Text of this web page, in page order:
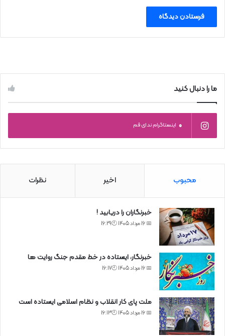
ما را دنبال کنید
0 اینستاگرام ندای قم
محبوب اخیر نظرات
خبرنگاران را دریابید !
📅 16 مرداد 1405 🕙16:29
خبرنگار، ایستاده در خط مقدم جنگ روایت ها
📅 16 مرداد 1405 🕙16:17
ملت پای کار انقلاب و نظام اسلامی ایستاده است
📅 16 مرداد 1405 🕙16:13